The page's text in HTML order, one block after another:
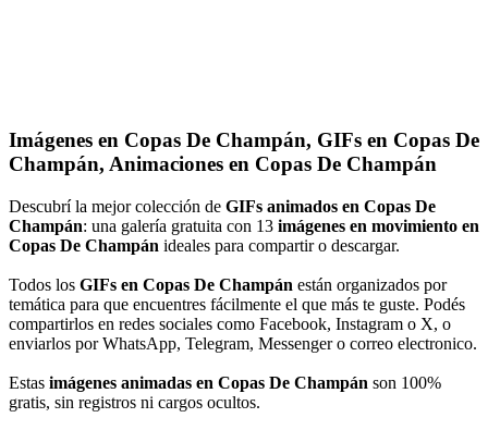
Imágenes en Copas De Champán, GIFs en Copas De
Champán, Animaciones en Copas De Champán
Descubrí la mejor colección de GIFs animados en Copas De
Champán: una galería gratuita con 13 imágenes en movimiento en
Copas De Champán ideales para compartir o descargar.
Todos los GIFs en Copas De Champán están organizados por
temática para que encuentres fácilmente el que más te guste. Podés
compartirlos en redes sociales como Facebook, Instagram o X, o
enviarlos por WhatsApp, Telegram, Messenger o correo electronico.
Estas imágenes animadas en Copas De Champán son 100%
gratis, sin registros ni cargos ocultos.